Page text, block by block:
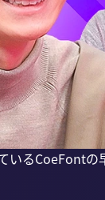
いるCoeFont